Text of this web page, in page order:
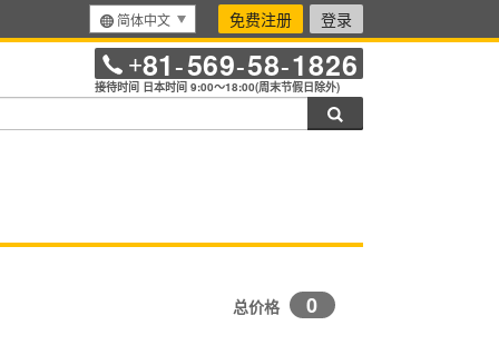
简体中文 免费注册 登录
+81-569-58-1826
接待时间 日本时间 9:00～18:00(周末节假日除外)
总价格 0